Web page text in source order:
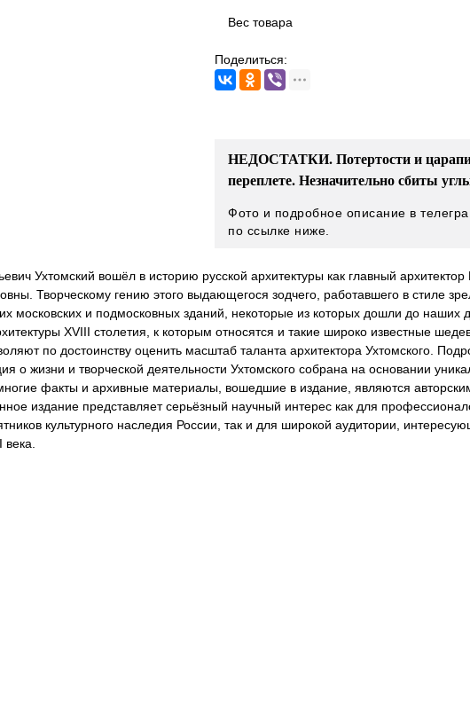
Вес товара
Поделиться:
НЕДОСТАТКИ. Потертости и
переплете. Незначительно сбиты
Фото и подробное описание в
по ссылке ниже.
Ухтомский вошёл в историю русской архитектуры как главный
Творческому гению этого выдающегося зодчего, работавшего в стиле
московских и подмосковных зданий, некоторые из которых дошли до наших
XVIII столетия, к которым относятся и такие широко известные
по достоинству оценить масштаб таланта архитектора Ухтомского.
о жизни и творческой деятельности Ухтомского собрана на основании
факты и архивные материалы, вошедшие в издание, являются
издание представляет серьёзный научный интерес как для
культурного наследия России, так и для широкой аудитории,